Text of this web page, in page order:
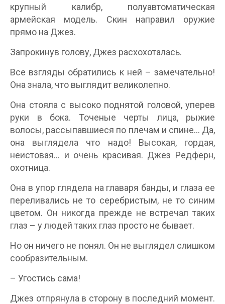
крупный калибр, полуавтоматическая
армейская модель. Скин направил оружие
прямо на Джез.
Запрокинув голову, Джез расхохоталась.
Все взгляды обратились к ней – замечательно!
Она знала, что выглядит великолепно.
Она стояла с высоко поднятой головой, уперев
руки в бока. Точеные черты лица, рыжие
волосы, рассыпавшиеся по плечам и спине… Да,
она выглядела что надо! Высокая, гордая,
неистовая… и очень красивая. Джез Редферн,
охотница.
Она в упор глядела на главаря банды, и глаза ее
переливались не то серебристым, не то синим
цветом. Он никогда прежде не встречал таких
глаз – у людей таких глаз просто не бывает.
Но он ничего не понял. Он не выглядел слишком
сообразительным.
– Угостись сама!
Джез отпрянула в сторону в последний момент.